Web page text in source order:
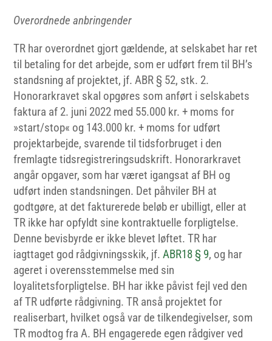
Overordnede anbringender
TR har overordnet gjort gældende, at selskabet har ret
til betaling for det arbejde, som er udført frem til BH’s
standsning af projektet, jf. ABR § 52, stk. 2.
Honorarkravet skal opgøres som anført i selskabets
faktura af 2. juni 2022 med 55.000 kr. + moms for
»start/stop« og 143.000 kr. + moms for udført
projektarbejde, svarende til tidsforbruget i den
fremlagte tidsregistreringsudskrift. Honorarkravet
angår opgaver, som har været igangsat af BH og
udført inden standsningen. Det påhviler BH at
godtgøre, at det fakturerede beløb er ubilligt, eller at
TR ikke har opfyldt sine kontraktuelle forpligtelse.
Denne bevisbyrde er ikke blevet løftet. TR har
iagttaget god rådgivningsskik, jf.ABR18 § 9, og har
ageret i overensstemmelse med sin
loyalitetsforpligtelse. BH har ikke påvist fejl ved den
af TR udførte rådgivning. TR anså projektet for
realiserbart, hvilket også var de tilkendegivelser, som
TR modtog fra A. BH engagerede egen rådgiver ved